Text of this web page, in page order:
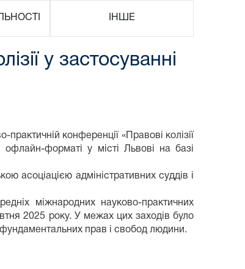
ІНШЕ
у застосуванні
конференції «Правові колізії
форматі у місті Львові на базі
асоціацією адміністративних суддів і
міжнародних науково-практичних
2025 року. У межах цих заходів було
фундаментальних прав і свобод людини.